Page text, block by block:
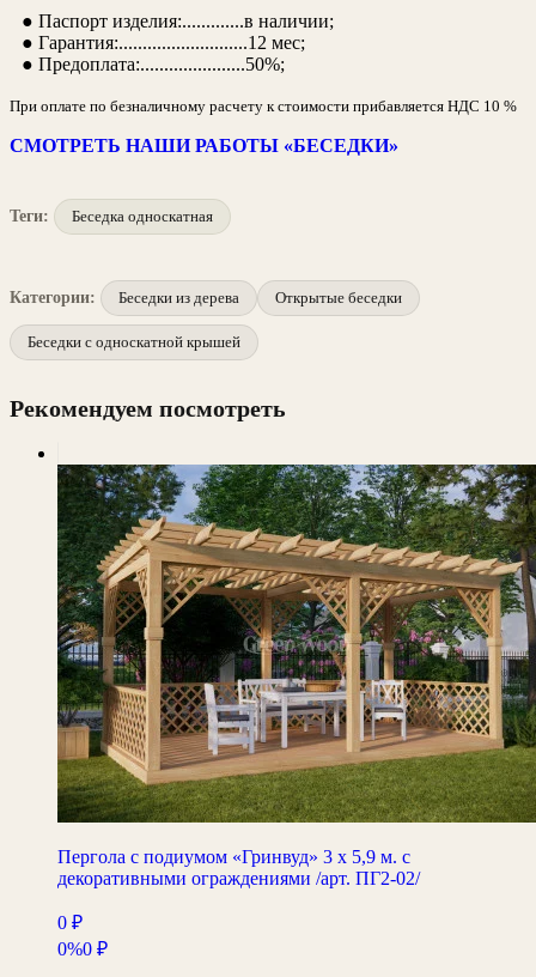
● Паспорт изделия:.............в наличии;
● Гарантия:...........................12 мес;
● Предоплата:......................50%;
При оплате по безналичному расчету к стоимости прибавляется НДС 10 %
СМОТРЕТЬ НАШИ РАБОТЫ «БЕСЕДКИ»
Теги: Беседка односкатная
Категории: Беседки из дерева Открытые беседки
Беседки с односкатной крышей
Рекомендуем посмотреть
Пергола с подиумом «Гринвуд» 3 х 5,9 м. с
декоративными ограждениями /арт. ПГ2-02/
0 ₽
0%0 ₽